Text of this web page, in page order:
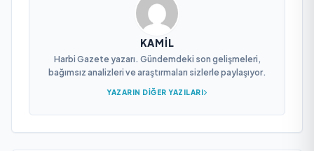
KAMIL
Harbi Gazete yazarı. Gündemdeki son gelişmeleri,
bağımsız analizleri ve araştırmaları sizlerle paylaşıyor.
YAZARIN DIĞER YAZILARI